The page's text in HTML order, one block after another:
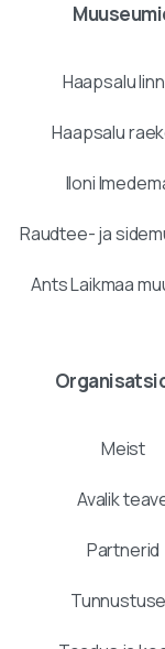
Haapsalu
Haapsalu
Iloni
Raudtee- ja
Ants Laikmaa
Meist
Avalik
Partnerid